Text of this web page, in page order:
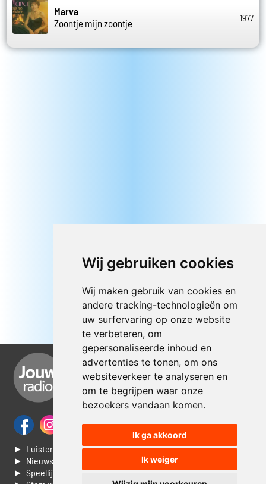
Wij gebruiken cookies
Wij maken gebruik van cookies en
andere tracking-technologieën om
uw surfervaring op onze website
te verbeteren, om
gepersonaliseerde inhoud en
advertenties te tonen, om ons
websiteverkeer te analyseren en
om te begrijpen waar onze
bezoekers vandaan komen.
Ik ga akkoord
Ik weiger
Marva
Zoontje mijn zoontje
1977
► Luisteren naar Jouwradio
► Nieuws
► Speellijst